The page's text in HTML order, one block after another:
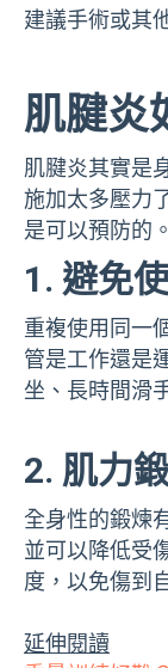
建議手術或其
肌腱炎
肌腱炎其實是
施加太多壓力
是可以預防的。
1. 避免
重複使用同一
管是工作還是
坐、長時間滑
2. 肌力
全身性的鍛煉
並可以降低受
度，以免傷到
延伸閱讀